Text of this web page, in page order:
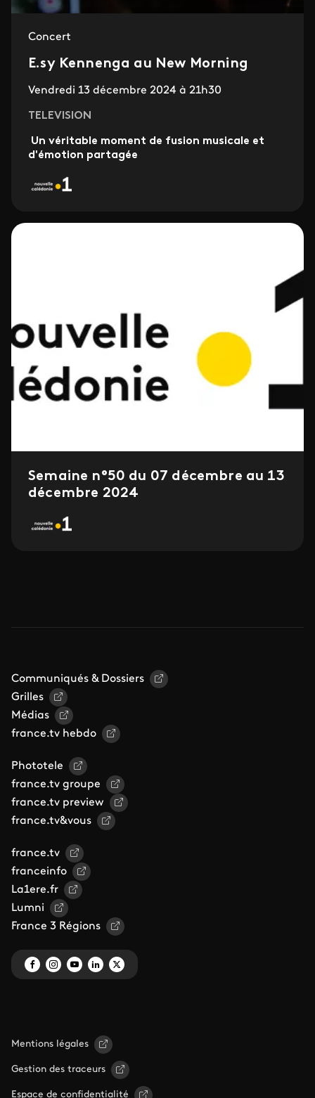
Concert
E.sy Kennenga au New Morning
Vendredi 13 décembre 2024 à 21h30
TELEVISION
Un véritable moment de fusion musicale et
d'émotion partagée
Semaine n°50 du 07 décembre au 13
décembre 2024
Communiqués & Dossiers
Grilles
Médias
france.tv hebdo
Phototele
france.tv groupe
france.tv preview
france.tv&vous
france.tv
franceinfo
La1ere.fr
Lumni
France 3 Régions
Mentions légales
Gestion des traceurs
Espace de confidentialité